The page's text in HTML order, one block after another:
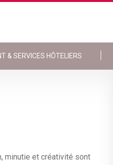
& SERVICES HÔTELIERS
minutie et créativité sont